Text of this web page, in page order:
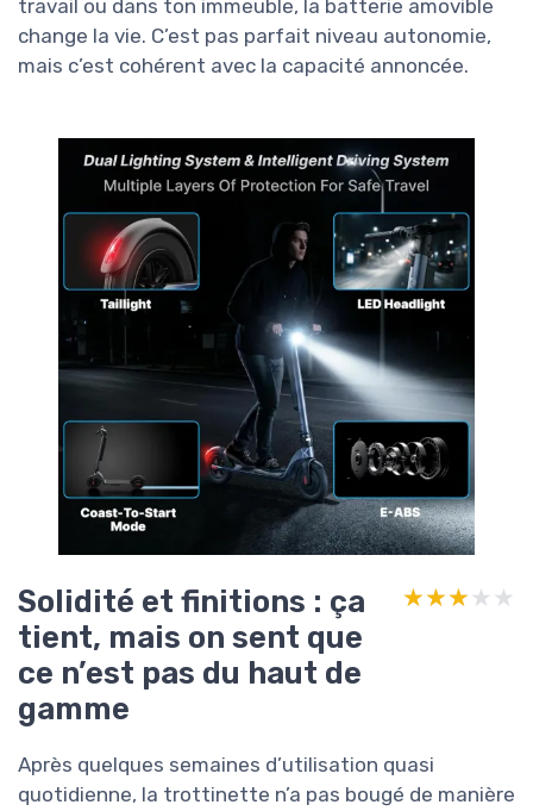
travail ou dans ton immeuble, la batterie amovible
change la vie. C’est pas parfait niveau autonomie,
mais c’est cohérent avec la capacité annoncée.
Solidité et finitions : ça
tient, mais on sent que
ce n’est pas du haut de
gamme
★★★★★
★★★★★
Après quelques semaines d’utilisation quasi
quotidienne, la trottinette n’a pas bougé de manière